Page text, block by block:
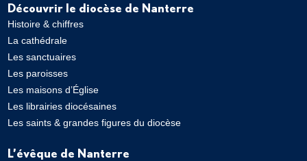
Découvrir le diocèse de Nanterre
Histoire & chiffres
La cathédrale
Les sanctuaires
Les paroisses
Les maisons d’Église
Les librairies diocésaines
Les saints & grandes figures du diocèse
L’évêque de Nanterre